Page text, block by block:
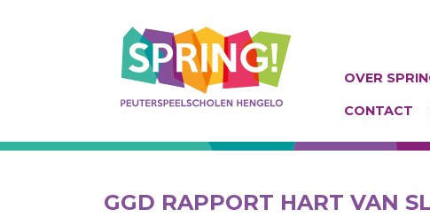
Spring! Hengelo
OVER
CONTACT
GGD RAPPORT HART VAN